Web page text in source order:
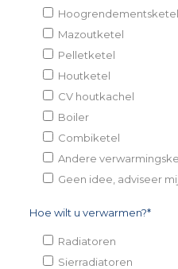
Hoogrendementsketel
Mazoutketel
Pelletketel
Houtketel
CV houtkachel
Boiler
Combiketel
Andere
Geen idee, adviseer
Hoe wilt u verwarmen?*
Radiatoren
Sierradiatoren